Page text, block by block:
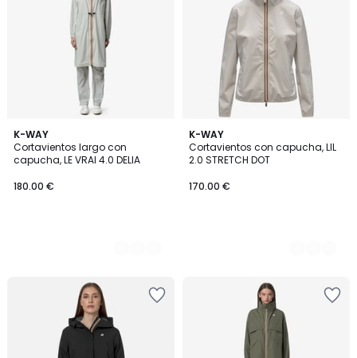
K-WAY
Cortavientos largo con
capucha, LE VRAI 4.0 DELIA
180.00 €
3
Colores
K-WAY
Cortavientos con capucha, LIL
2.0 STRETCH DOT
170.00 €
3
Colores